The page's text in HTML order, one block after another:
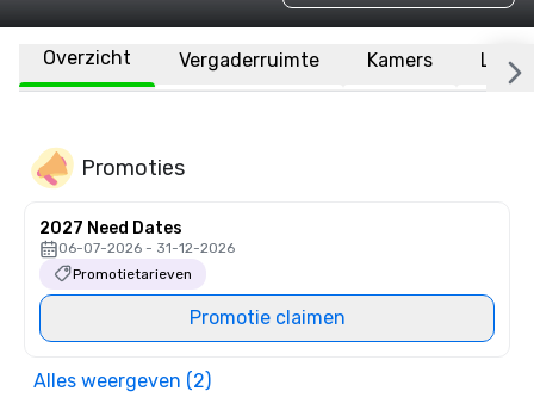
Overzicht Vergaderruimte Kamers
Promoties
2027 Need Dates
06-07-2026 - 31-12-2026
Promotietarieven
Promotie claimen
Alles weergeven (2)